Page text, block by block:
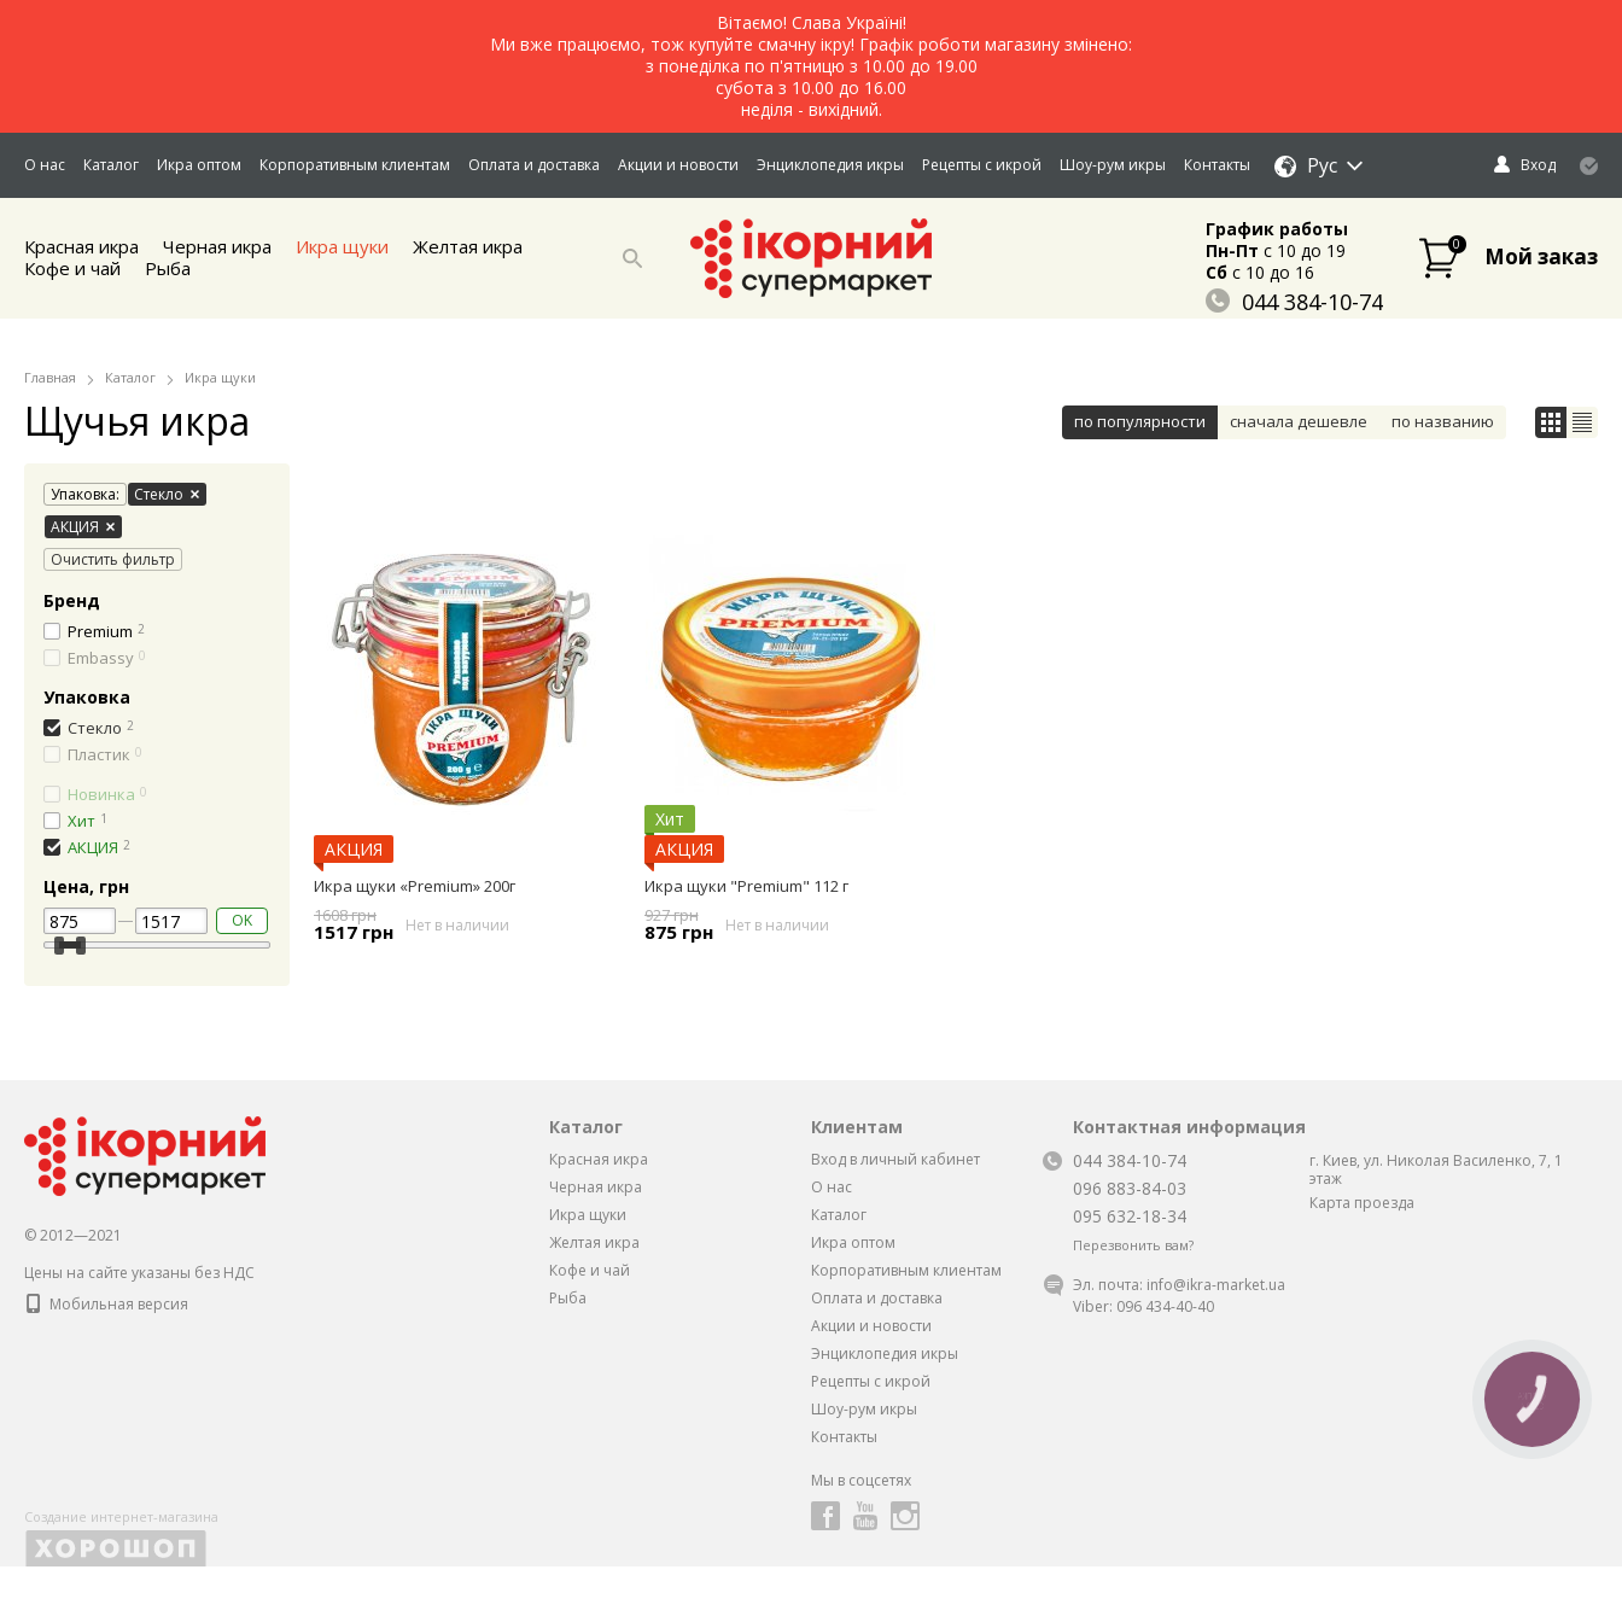
Вітаємо! Слава Україні!
Ми вже працюємо, тож купуйте смачну ікру! Графік роботи магазину змінено:
з понеділка по п'ятницю з 10.00 до 19.00
субота з 10.00 до 16.00
неділя - вихідний.
О нас Каталог Икра оптом Корпоративным клиентам Оплата и доставка Акции и новости Энциклопедия икры Рецепты с икрой Шоу-рум икры Контакты Рус Вход
Красная икра Черная икра Икра щуки
Желтая икра
Кофе и чай
Рыба
График работы
Пн-Пт c 10 до 19
Сбc 10 до 16
044 384-10-74
0 Мой заказ
Главная Каталог Икра щуки
Щучья икра по популярности сначала дешевле по названию
АКЦИЯ
Икра щуки «Premium» 200г
1608 грн
1517 грн Нет в наличии
Хит
АКЦИЯ
Икра щуки "Premium" 112 г
927 грн
875 грн Нет в наличии
Упаковка:
Стекло
АКЦИЯ
Очистить фильтр
Бренд
Premium 2
Embassy 0
Упаковка
Стекло 2
Пластик 0
Новинка 0
Хит 1
АКЦИЯ 2
Цена, грн
OK
© 2012—2021
Цены на сайте указаны без НДС
Мобильная версия
Каталог
Красная икра
Черная икра
Икра щуки
Желтая икра
Кофе и чай
Рыба
Клиентам
Вход в личный кабинет
О нас
Каталог
Икра оптом
Корпоративным клиентам
Оплата и доставка
Акции и новости
Энциклопедия икры
Рецепты с икрой
Шоу-рум икры
Контакты
Мы в соцсетях
Контактная информация
044 384-10-74
096 883-84-03
095 632-18-34
Перезвонить вам?
г. Киев, ул. Николая Василенко, 7, 1
этаж
Карта проезда
Эл. почта: info@ikra-market.ua
Viber: 096 434-40-40
Создание интернет-магазина
КНОПКА
СВЯЗИ